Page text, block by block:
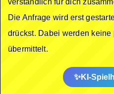
verständlich für dich
Die Anfrage wird erst
drückst. Dabei werden
übermittelt.
KI-